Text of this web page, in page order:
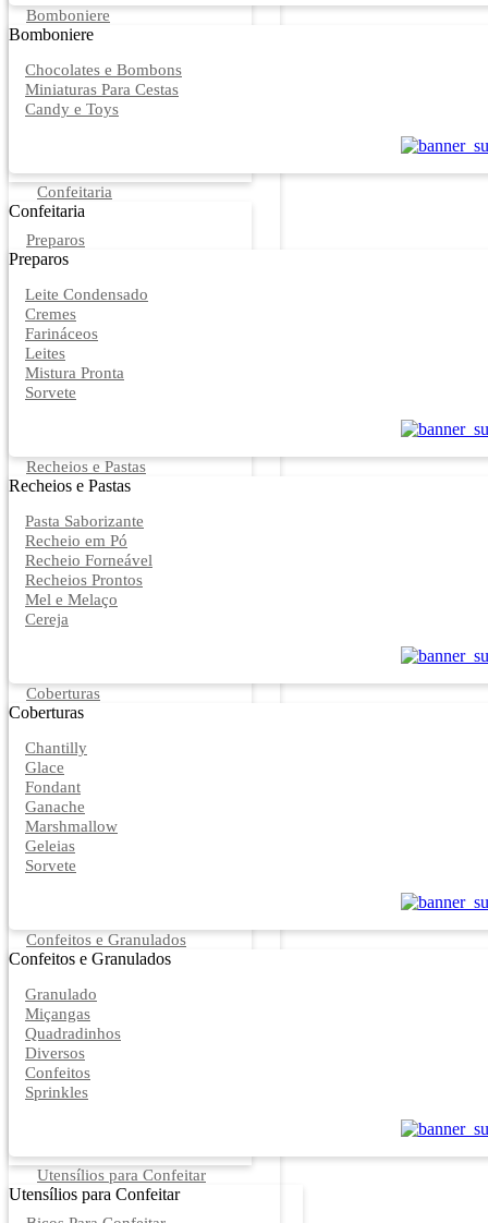
Bomboniere
Bomboniere
Chocolates e Bombons
Miniaturas Para Cestas
Candy e Toys
Confeitaria
Confeitaria
Preparos
Preparos
Leite Condensado
Cremes
Farináceos
Leites
Mistura Pronta
Sorvete
Recheios e Pastas
Recheios e Pastas
Pasta Saborizante
Recheio em Pó
Recheio Forneável
Recheios Prontos
Mel e Melaço
Cereja
Coberturas
Coberturas
Chantilly
Glace
Fondant
Ganache
Marshmallow
Geleias
Sorvete
Confeitos e Granulados
Confeitos e Granulados
Granulado
Miçangas
Quadradinhos
Diversos
Confeitos
Sprinkles
Utensílios para Confeitar
Utensílios para Confeitar